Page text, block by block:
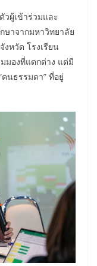
วผู้เข้าร่วมและ
ษาจากมหาวิทยาลัย
งหวัด โรงเรียน
มองที่แตกต่าง แต่มี
นธรรมดา” ที่อยู่